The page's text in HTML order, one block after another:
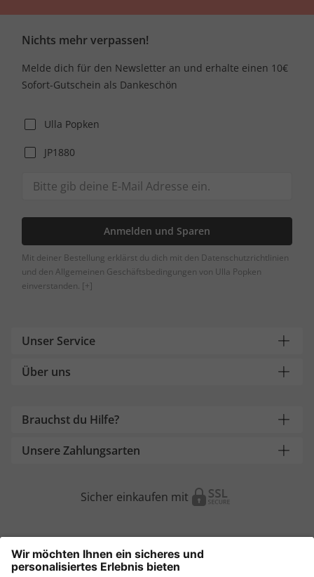
Nichts mehr verpassen!
Melde dich für den Newsletter an und erhalte einen 10€
Sofort-Gutschein als Dankeschön
Ulla Popken
JP1880
Anmelden und Sparen
Mit deiner Bestellung erklärst du dich mit den Datenschutzrichtlinien
und den Allgemeinen Geschäftsbedingungen von Ulla Popken
einverstanden. [+]
Unser Service
Über uns
Brauchst du Hilfe?
Unsere Zahlungsarten
Sicher einkaufen mit
Weitere Onlineshops